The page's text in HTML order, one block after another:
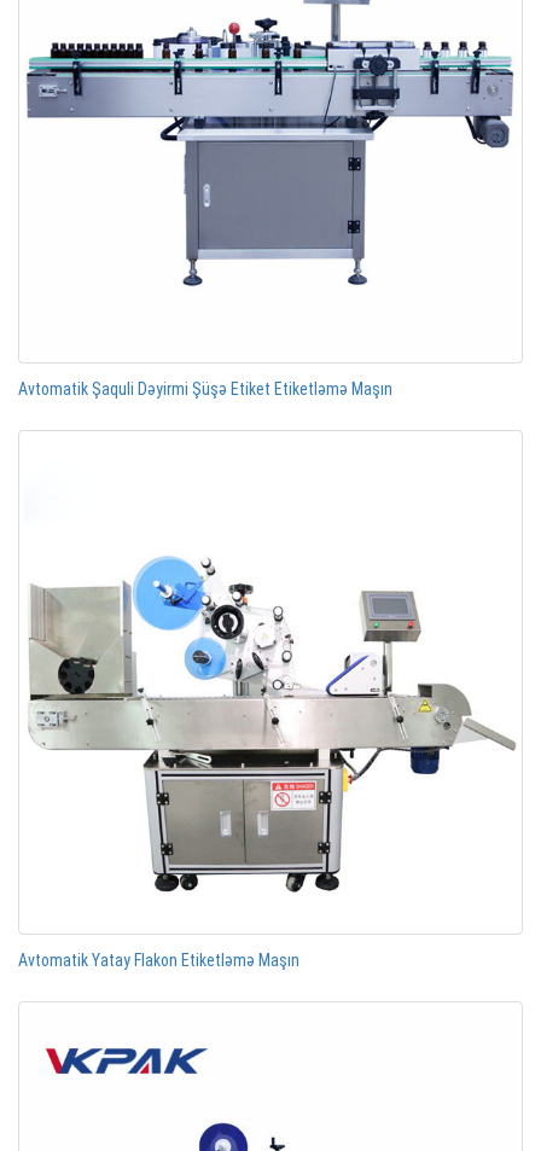
Avtomatik Şaquli Dəyirmi Şüşə Etiket Etiketləmə Maşın
Avtomatik Yatay Flakon Etiketləmə Maşın